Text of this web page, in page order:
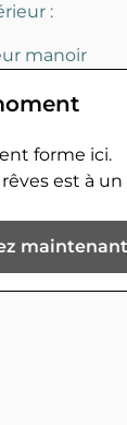
:
manoir
forme ici.
est à un
maintenant